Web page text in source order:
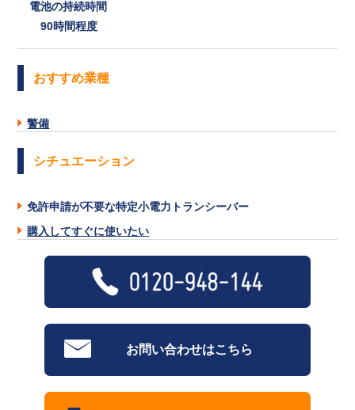
電池の持続時間
90時間程度
おすすめ業種
警備
シチュエーション
免許申請が不要な特定小電力トランシーバー
購入してすぐに使いたい
お問い合わせはこちら